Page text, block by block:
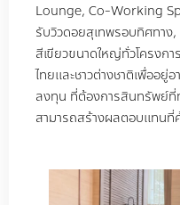
Lounge, Co-Working
รับวิวดอยสุเทพรอบทิศทาง,
สีเขียวขนาดใหญ่ทั่วโครงก
ไทยและชาวต่างชาติเพื่ออยู่
ลงทุน ที่ต้องการสินทรัพย์
สามารถสร้างผลตอบแทนที่